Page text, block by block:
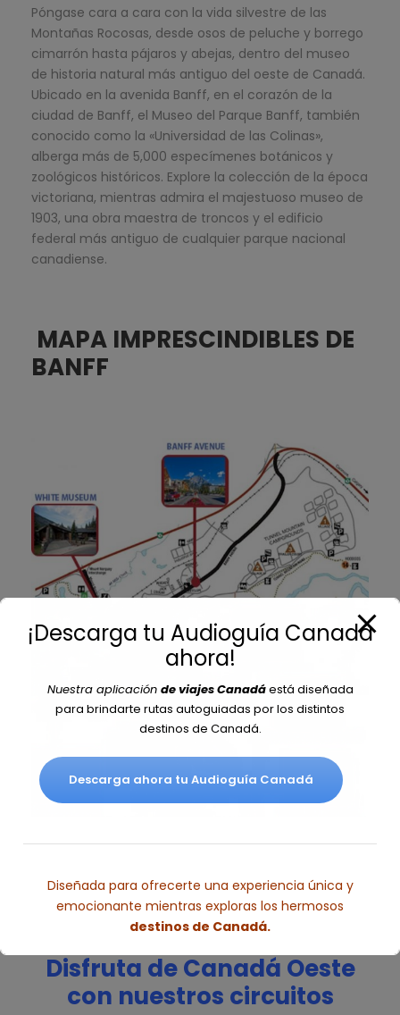
Póngase cara a cara con la vida silvestre de las
Montañas Rocosas, desde osos de peluche y borrego
cimarrón hasta pájaros y abejas, dentro del museo
de historia natural más antiguo del oeste de Canadá.
Ubicado en la avenida Banff, en el corazón de la
ciudad de Banff, el Museo del Parque Banff, también
conocido como la «Universidad de las Colinas»,
alberga más de 5,000 especímenes botánicos y
zoológicos históricos. Explore la colección de la época
victoriana, mientras admira el majestuoso museo de
1903, una obra maestra de troncos y el edificio
federal más antiguo de cualquier parque nacional
canadiense.
MAPA IMPRESCINDIBLES DE
BANFF
Disfruta de Canadá Oeste
con nuestros circuitos
¡Descarga tu Audioguía Canadá
ahora!
Nuestra aplicación de viajes Canadáestá diseñada
para brindarte rutas autoguiadas por los distintos
destinos de Canadá.
Descarga ahora tu Audioguía Canadá
Diseñada para ofrecerte una experiencia única y
emocionante mientras exploras los hermosos
destinos de Canadá.
Esto se cerrará en segundos